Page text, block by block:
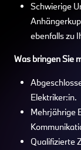
Schwierige
ebenfalls zu
Was bringen Sie
Elektriker:in.
Mehrjährige
Qualifizierte